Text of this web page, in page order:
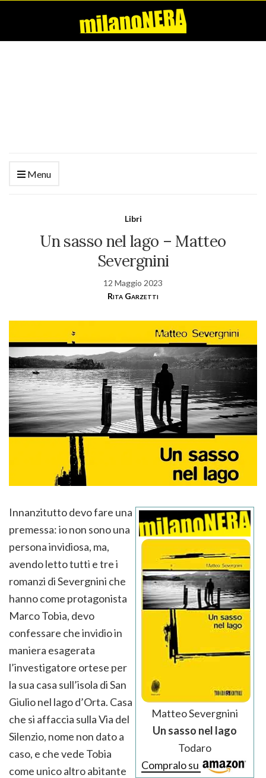
Menu
Libri
Un sasso nel lago – Matteo
Severgnini
12 Maggio 2023
Rita Garzetti
Matteo Severgnini
Un sasso nel lago
Todaro
Compralo su
Innanzitutto devo fare una
premessa: io non sono una
persona invidiosa, ma,
avendo letto tutti e tre i
romanzi di Severgnini che
hanno come protagonista
Marco Tobia, devo
confessare che invidio in
maniera esagerata
l’investigatore ortese per
la sua casa sull’isola di San
Giulio nel lago d’Orta. Casa
che si affaccia sulla Via del
Silenzio, nome non dato a
caso, e che vede Tobia
come unico altro abitante